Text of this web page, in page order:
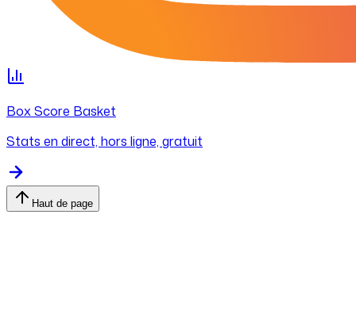
Box Score Basket
Stats en direct, hors ligne, gratuit
Haut de page